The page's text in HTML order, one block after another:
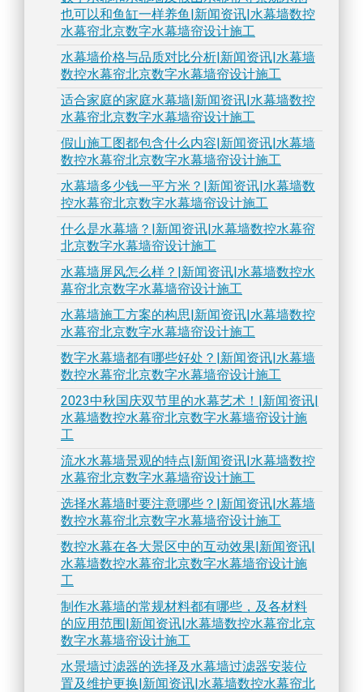
也可以和鱼缸一样养鱼|新闻资讯|水幕墙数控
水幕帘北京数字水幕墙帘设计施工
水幕墙价格与品质对比分析|新闻资讯|水幕墙
数控水幕帘北京数字水幕墙帘设计施工
适合家庭的家庭水幕墙|新闻资讯|水幕墙数控
水幕帘北京数字水幕墙帘设计施工
假山施工图都包含什么内容|新闻资讯|水幕墙
数控水幕帘北京数字水幕墙帘设计施工
水幕墙多少钱一平方米？|新闻资讯|水幕墙数
控水幕帘北京数字水幕墙帘设计施工
什么是水幕墙？|新闻资讯|水幕墙数控水幕帘
北京数字水幕墙帘设计施工
水幕墙屏风怎么样？|新闻资讯|水幕墙数控水
幕帘北京数字水幕墙帘设计施工
水幕墙施工方案的构思|新闻资讯|水幕墙数控
水幕帘北京数字水幕墙帘设计施工
数字水幕墙都有哪些好处？|新闻资讯|水幕墙
数控水幕帘北京数字水幕墙帘设计施工
2023中秋国庆双节里的水幕艺术！|新闻资讯|
水幕墙数控水幕帘北京数字水幕墙帘设计施
工
流水水幕墙景观的特点|新闻资讯|水幕墙数控
水幕帘北京数字水幕墙帘设计施工
选择水幕墙时要注意哪些？|新闻资讯|水幕墙
数控水幕帘北京数字水幕墙帘设计施工
数控水幕在各大景区中的互动效果|新闻资讯|
水幕墙数控水幕帘北京数字水幕墙帘设计施
工
制作水幕墙的常规材料都有哪些，及各材料
的应用范围|新闻资讯|水幕墙数控水幕帘北京
数字水幕墙帘设计施工
水景墙过滤器的选择及水幕墙过滤器安装位
置及维护更换|新闻资讯|水幕墙数控水幕帘北